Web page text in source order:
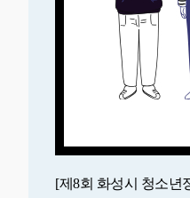
[제8회 화성시 청소년